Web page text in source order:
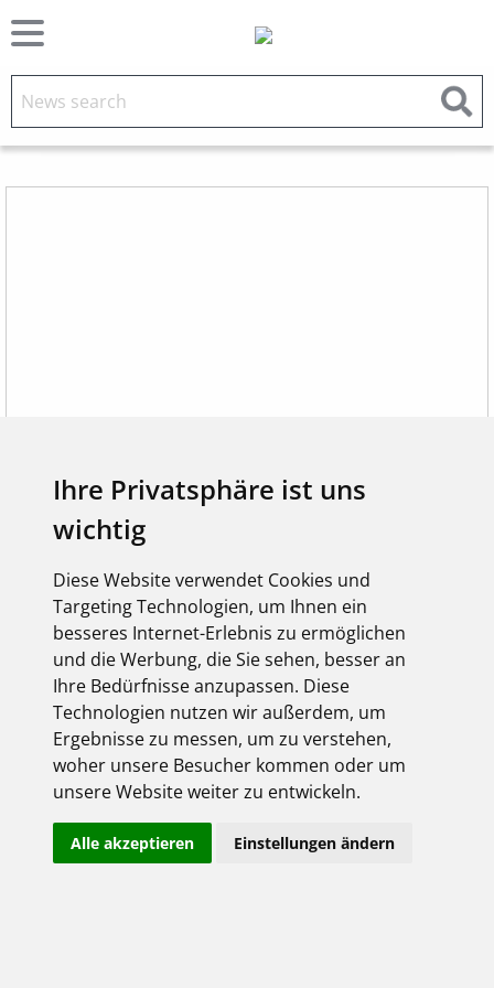
Ihre Privatsphäre ist uns
wichtig
Diese Website verwendet Cookies und
Targeting Technologien, um Ihnen ein
besseres Internet-Erlebnis zu ermöglichen
und die Werbung, die Sie sehen, besser an
Ihre Bedürfnisse anzupassen. Diese
Technologien nutzen wir außerdem, um
Ergebnisse zu messen, um zu verstehen,
woher unsere Besucher kommen oder um
unsere Website weiter zu entwickeln.
Alle akzeptieren Einstellungen ändern
KANBAN
LASSEN SIE SICH ARBEIT ABNEHMEN
OPTIMIEREN SIE IHRE
LAGERBESTÄNDE MIT